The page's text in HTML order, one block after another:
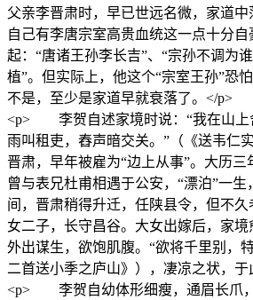
父亲李晋肃时，早已世远名微，家道
自己有李唐宗室高贵血统这一点十分
起：“唐诸王孙李长吉”、“宗孙不调为
植”。但实际上，他这个“宗室王孙”恐
不是，至少是家道早就衰落了。</p>
<p> 李贺自述家境时说：“我在山上
雨叫租吏，舂声暗交关。”（《送韦仁
晋肃，早年被雇为“边上从事”。大历三
曾与表兄杜甫相遇于公安，“漂泊”一
间，晋肃稍得升迁，任陕县令，但不
女二子，长守昌谷。大女出嫁后，家
外出谋生，欲饱肌腹。“欲将千里别，
二首送小季之庐山》），凄凉之状，于
<p> 李贺自幼体形细瘦，通眉长爪